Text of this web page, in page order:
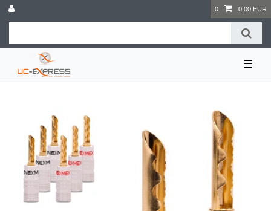
0 0,00 EUR
☰